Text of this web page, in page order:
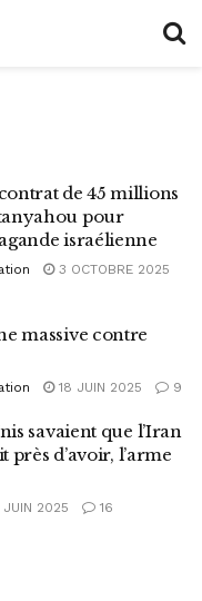
de 45 millions
pour
israélienne
3 OCTOBRE 2025
massive contre
18 JUIN 2025 9
savaient que l’Iran
près d’avoir, l’arme
2025 16